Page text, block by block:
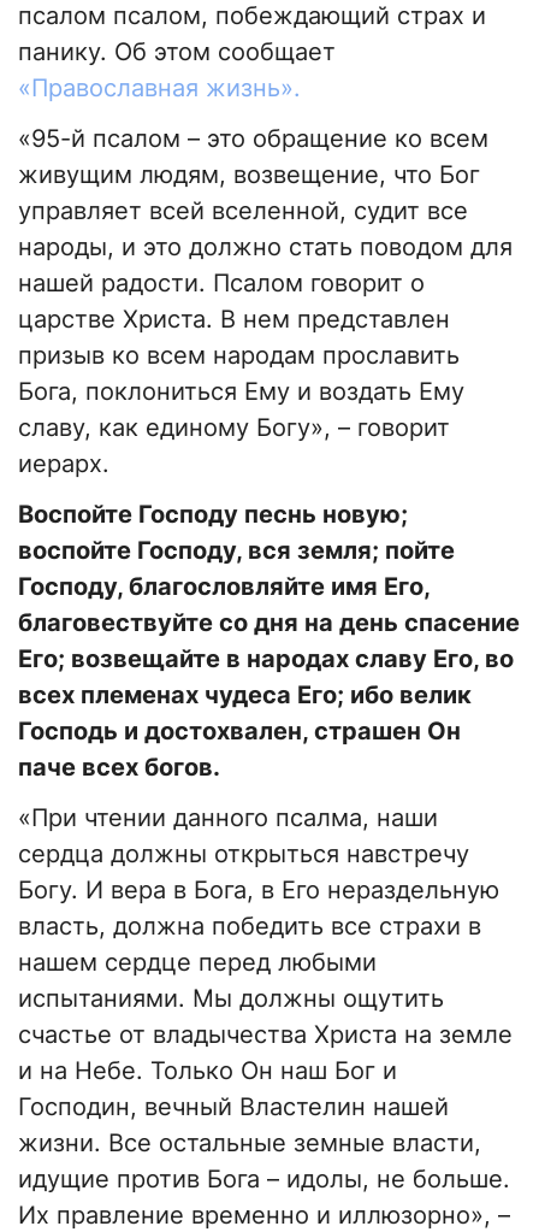
псалом псалом, побеждающий страх и
панику. Об этом сообщает
«Православная жизнь».
«95-й псалом – это обращение ко всем
живущим людям, возвещение, что Бог
управляет всей вселенной, судит все
народы, и это должно стать поводом для
нашей радости. Псалом говорит о
царстве Христа. В нем представлен
призыв ко всем народам прославить
Бога, поклониться Ему и воздать Ему
славу, как единому Богу», – говорит
иерарх.
Воспойте Господу песнь новую;
воспойте Господу, вся земля; пойте
Господу, благословляйте имя Его,
благовествуйте со дня на день спасение
Его; возвещайте в народах славу Его, во
всех племенах чудеса Его; ибо велик
Господь и достохвален, страшен Он
паче всех богов.
«При чтении данного псалма, наши
сердца должны открыться навстречу
Богу. И вера в Бога, в Его нераздельную
власть, должна победить все страхи в
нашем сердце перед любыми
испытаниями. Мы должны ощутить
счастье от владычества Христа на земле
и на Небе. Только Он наш Бог и
Господин, вечный Властелин нашей
жизни. Все остальные земные власти,
идущие против Бога – идолы, не больше.
Их правление временно и иллюзорно», –